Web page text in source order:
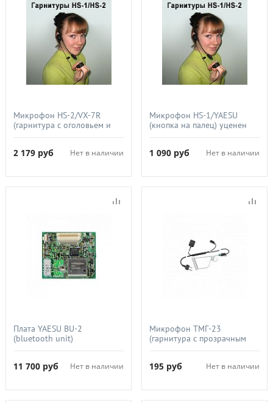
Микрофон НS-2/VX-7R
(гарнитура с оголовьем и
270)
2 179 руб Нет в наличии
Микрофон НS-1/YAESU
(кнопка на палец) уценен
1 090 руб Нет в наличии
Плата YAESU BU-2
(bluetooth unit)
11 700 руб Нет в наличии
Микрофон ТМГ-23
(гарнитура с прозрачным
3R/FT-60R)
195 руб Нет в наличии